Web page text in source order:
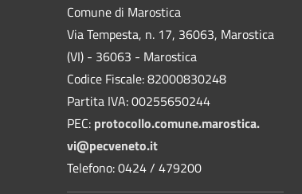
Comune di Marostica
Via Tempesta, n. 17, 36063, Marostica
(VI) - 36063 - Marostica
Codice Fiscale: 82000830248
Partita IVA: 00255650244
PEC: protocollo.comune.marostica.
vi@pecveneto.it
Telefono: 0424 / 479200